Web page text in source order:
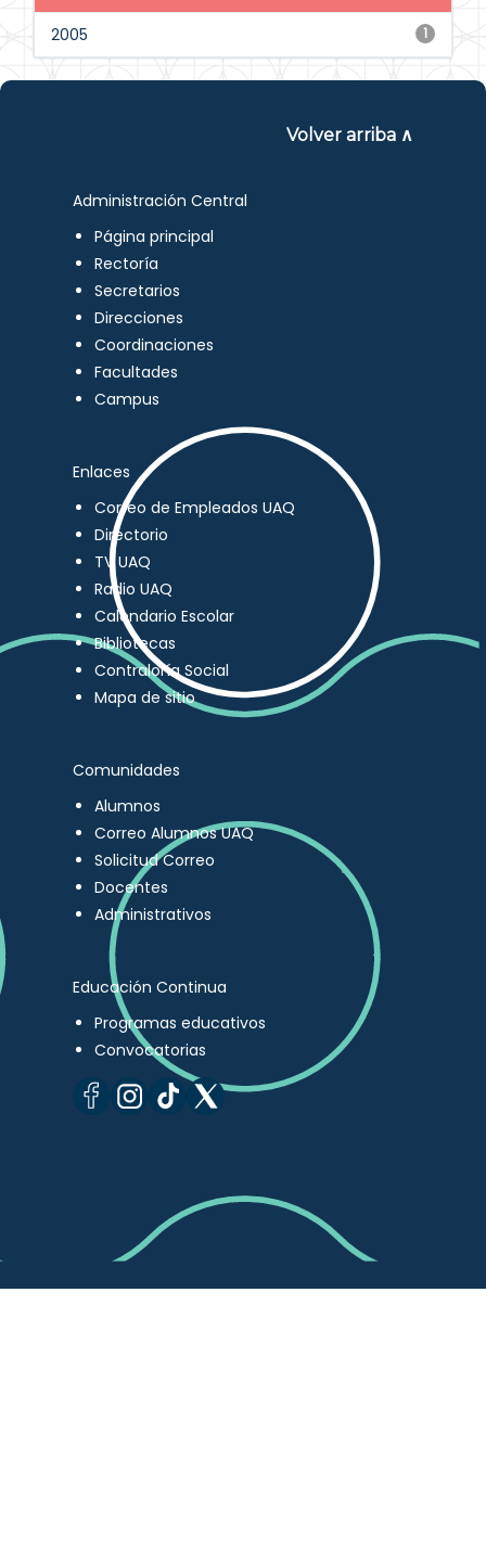
1
2005
Volver arriba ∧
Administración Central
Página principal
Rectoría
Secretarios
Direcciones
Coordinaciones
Facultades
Campus
Enlaces
Correo de Empleados UAQ
Directorio
TV UAQ
Radio UAQ
Calendario Escolar
Bibliotecas
Contraloría Social
Mapa de sitio
Comunidades
Alumnos
Correo Alumnos UAQ
Solicitud Correo
Docentes
Administrativos
Educación Continua
Programas educativos
Convocatorias